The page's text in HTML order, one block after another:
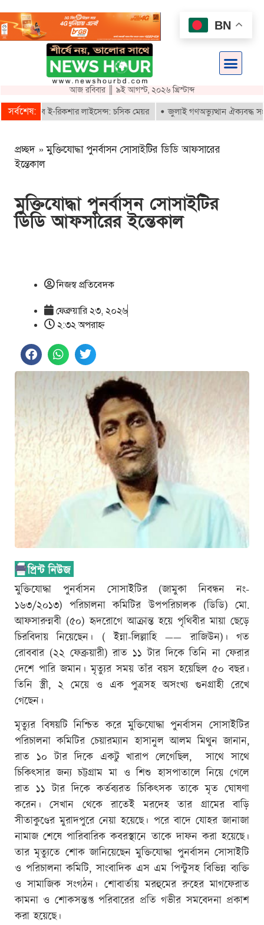
আজ রবিবার ║ ৯ই আগস্ট, ২০২৬ খ্রিস্টাব্দ
সর্বশেষ:
পাবে ই-রিকশার লাইসেন্স: চসিক মেয়র জুলাই গণঅভ্যুত্থান ঐক্যবদ্ধ
প্রচ্ছদ »মুক্তিযোদ্ধা পুনর্বাসন সোসাইটির ডিডি আফসারের
ইন্তেকাল
মুক্তিযোদ্ধা পুনর্বাসন সোসাইটির
ডিডি আফসারের ইন্তেকাল
নিজস্ব প্রতিবেদক
ফেব্রুয়ারি ২৩, ২০২৬
২:৩২ অপরাহ্ণ
মুক্তিযোদ্ধা পুনর্বাসন সোসাইটির (জামুকা নিবন্ধন নং-
১৬৩/২০১৩) পরিচালনা কমিটির উপপরিচালক (ডিডি) মো.
আফসারুন্নবী (৫০) হৃদরোগে আক্রান্ত হয়ে পৃথিবীর মায়া ছেড়ে
চিরবিদায় নিয়েছেন। ( ইন্না-লিল্লাহি —— রাজিউন)। গত
রোববার (২২ ফেব্রুয়ারী) রাত ১১ টার দিকে তিনি না ফেরার
দেশে পারি জমান। মৃত্যুর সময় তাঁর বয়স হয়েছিল ৫০ বছর।
তিনি স্ত্রী, ২ মেয়ে ও এক পুত্রসহ অসংখ্য গুনগ্রাহী রেখে
গেছেন।
মৃত্যুর বিষয়টি নিশ্চিত করে মুক্তিযোদ্ধা পুনর্বাসন সোসাইটির
পরিচালনা কমিটির চেয়ারম্যান হাসানুল আলম মিথুন জানান,
রাত ১০ টার দিকে একটু খারাপ লেগেছিল, সাথে সাথে
চিকিৎসার জন্য চট্টগ্রাম মা ও শিশু হাসপাতালে নিয়ে গেলে
রাত ১১ টার দিকে কর্তব্যরত চিকিৎসক তাকে মৃত ঘোষণা
করেন। সেখান থেকে রাতেই মরদেহ তার গ্রামের বাড়ি
সীতাকুণ্ডের মুরাদপুরে নেয়া হয়েছে। পরে বাদে যোহর জানাজা
নামাজ শেষে পারিবারিক কবরস্থানে তাকে দাফন করা হয়েছে।
তার মৃত্যুতে শোক জানিয়েছেন মুক্তিযোদ্ধা পুনর্বাসন সোসাইটি
ও পরিচালনা কমিটি, সাংবাদিক এস এম পিন্টুসহ বিভিন্ন ব্যক্তি
ও সামাজিক সংগঠন। শোবার্তায় মরহুমের রুহের মাগফেরাত
কামনা ও শোকসন্তপ্ত পরিবারের প্রতি গভীর সমবেদনা প্রকাশ
করা হয়েছে।
BN